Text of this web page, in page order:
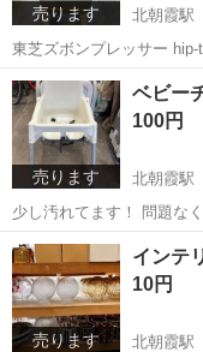
売ります 北朝霞駅
東芝ズボンプレッサー hip-
埼玉 朝霞市 北朝
売ります
ベビー
100円
北朝霞駅
少し汚れてます！ 問題な
埼玉 朝霞市 北朝
売ります
インテ
10円
北朝霞駅